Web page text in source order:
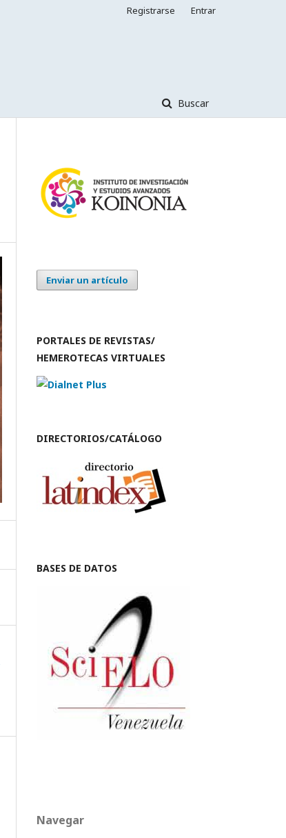
Buscar
Registrarse Entrar
Enviar un artículo
PORTALES DE REVISTAS/
HEMEROTECAS VIRTUALES
DIRECTORIOS/CATÁLOGO
BASES DE DATOS
Navegar